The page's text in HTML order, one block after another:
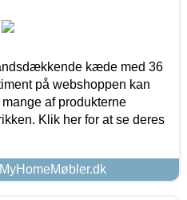
kæde med 36
på webshoppen kan
af produkterne
Klik her for at se deres